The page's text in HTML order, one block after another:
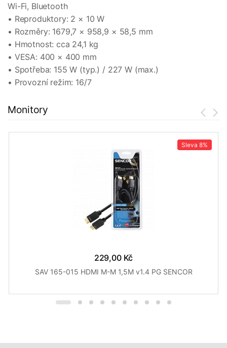
Wi-Fi, Bluetooth
• Reproduktory: 2 × 10 W
• Rozměry: 1679,7 × 958,9 × 58,5 mm
• Hmotnost: cca 24,1 kg
• VESA: 400 × 400 mm
• Spotřeba: 155 W (typ.) / 227 W (max.)
• Provozní režim: 16/7
Monitory
Sleva 8%
229,00 Kč
SAV 165-015 HDMI M-M 1,5M v1.4 PG SENCOR